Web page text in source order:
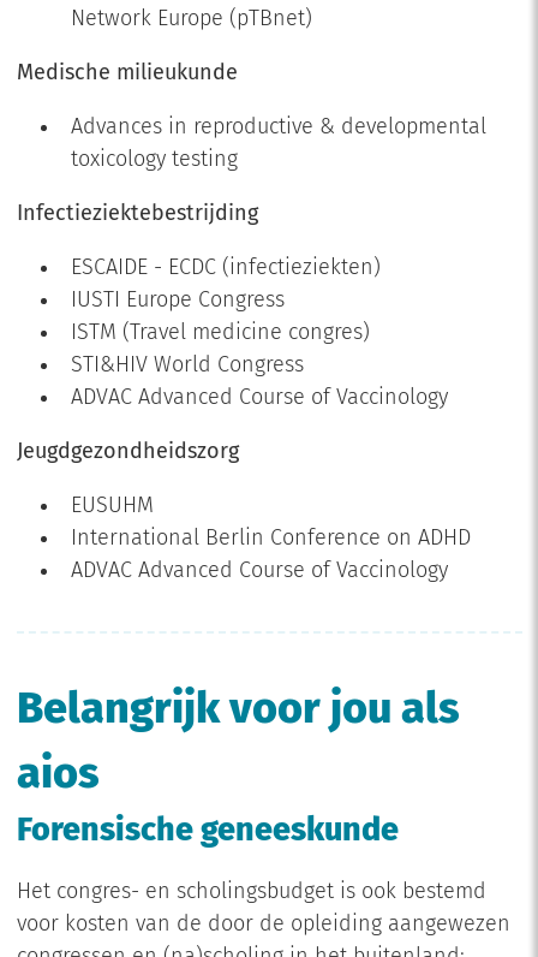
Network Europe (pTBnet)
Medische milieukunde
Advances in reproductive & developmental
toxicology testing
Infectieziektebestrijding
ESCAIDE - ECDC (infectieziekten)
IUSTI Europe Congress
ISTM (Travel medicine congres)
STI&HIV World Congress
ADVAC Advanced Course of Vaccinology
Jeugdgezondheidszorg
EUSUHM
International Berlin Conference on ADHD
ADVAC Advanced Course of Vaccinology
Belangrijk voor jou als
aios
Forensische geneeskunde
Het congres- en scholingsbudget is ook bestemd
voor kosten van de door de opleiding aangewezen